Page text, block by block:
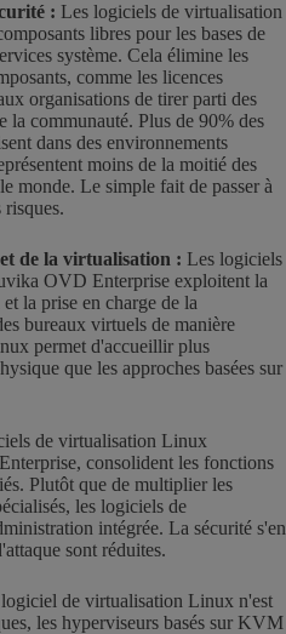
: Les logiciels de virtualisation
libres pour les bases de
système. Cela élimine les
comme les licences
organisations de tirer parti des
la communauté. Plus de 90% des
dans des environnements
moins de la moitié des
monde. Le simple fait de passer à
de la virtualisation : Les logiciels
OVD Enterprise exploitent la
la prise en charge de la
bureaux virtuels de manière
permet d'accueillir plus
que les approches basées sur
de virtualisation Linux
consolident les fonctions
Plutôt que de multiplier les
les logiciels de
intégrée. La sécurité s'en
sont réduites.
de virtualisation Linux n'est
les hyperviseurs basés sur KVM